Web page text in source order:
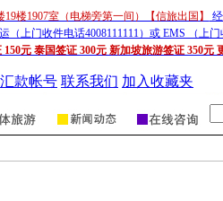
楼1907室（电梯旁第一间）【信旅出国】
（上门收件电话4008111111）或 EMS （上门
150元 泰国签证 300元 新加坡旅游签证 350元
汇款帐号 联系我们 加入收藏夹